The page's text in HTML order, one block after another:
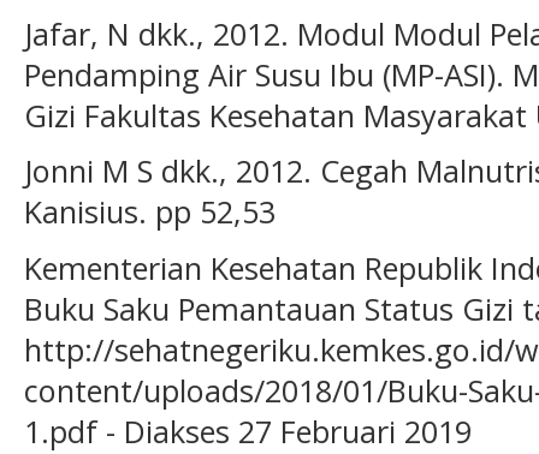
Jafar, N dkk., 2012. Modul Modul
Pendamping Air Susu Ibu (MP-ASI).
Gizi Fakultas Kesehatan
Jonni M S dkk., 2012. Cegah
Kanisius. pp 52,53
Kementerian Kesehatan Republik
Buku Saku Pemantauan Status Gizi
http://sehatnegeriku.kemkes.go.id/
content/uploads/2018/01/Buku-
1.pdf - Diakses 27 Februari 2019